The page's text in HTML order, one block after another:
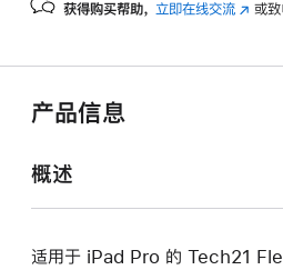
获得购买帮助， 立即在线交流 (在 或
产品信息
概述
适用于 iPad Pro 的 Tech21